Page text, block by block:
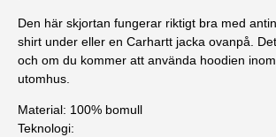
Den här skjortan fungerar riktigt bra med
shirt under eller en Carhartt jacka ovanpå.
och om du kommer att använda hoodien
utomhus.
Material: 100% bomull
Teknologi: